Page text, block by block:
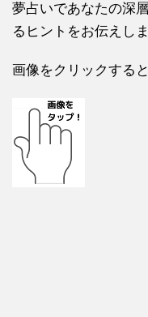
夢占いであなたの深
るヒントをお伝えしま
画像をクリックする